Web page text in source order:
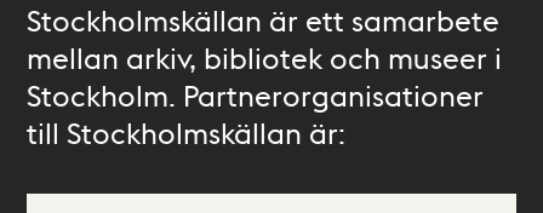
Stockholmskällan är ett samarbete
mellan arkiv, bibliotek och museer i
Stockholm. Partnerorganisationer
till Stockholmskällan är: